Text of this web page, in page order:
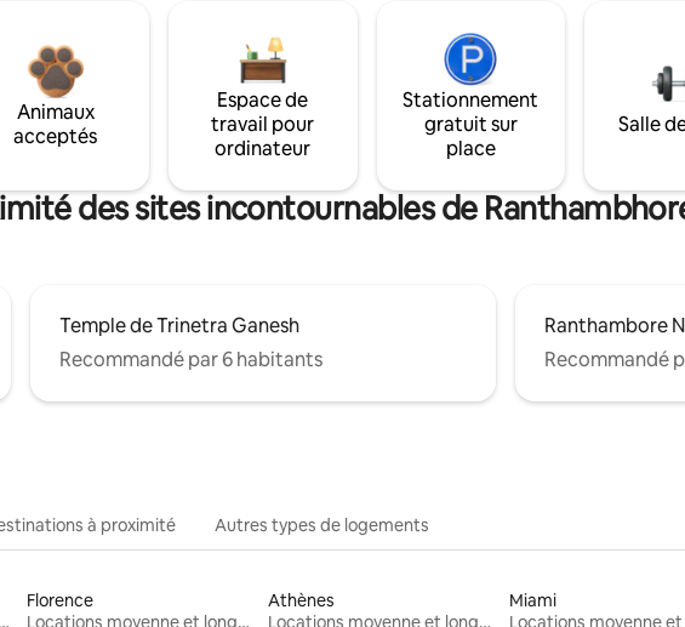
Animaux
acceptés
Espace de
travail pour
ordinateur
Stationnement
gratuit sur
place
Salle
des sites incontournables de
Temple de Trinetra Ganesh
Recommandé par 6 habitants
Ranthambore
Recommandé
à proximité Autres types de logements
Locations moyenne et longue durée
Florence
Locations moyenne et longue durée
Athènes
Locations moyenne et longue durée
Miami